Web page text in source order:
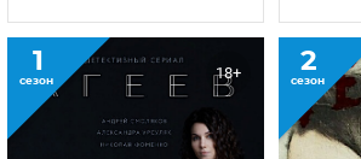
1
сезон 18+ 2
сезон